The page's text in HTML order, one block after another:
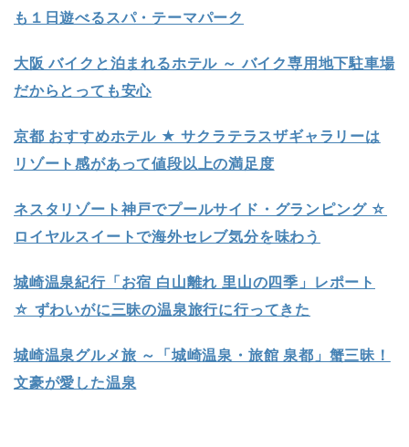
も１日遊べるスパ・テーマパーク
大阪 バイクと泊まれるホテル ～ バイク専用地下駐車場
だからとっても安心
京都 おすすめホテル ★ サクラテラスザギャラリーは
リゾート感があって値段以上の満足度
ネスタリゾート神戸でプールサイド・グランピング ☆
ロイヤルスイートで海外セレブ気分を味わう
城崎温泉紀行「お宿 白山離れ 里山の四季」レポート
☆ ずわいがに三昧の温泉旅行に行ってきた
城崎温泉グルメ旅 ～「城崎温泉・旅館 泉都」蟹三昧！
文豪が愛した温泉